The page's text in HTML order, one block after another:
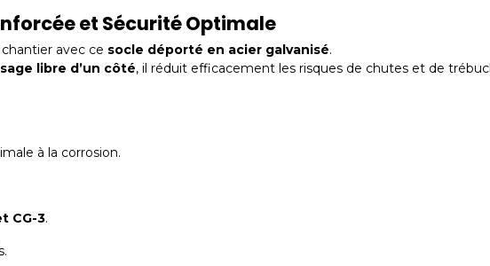
et Sécurité Optimale
avec ce socle déporté en acier galvanisé.
libre d’un côté, il réduit efficacement les risques de chutes et de
à la corrosion.
CG-3.